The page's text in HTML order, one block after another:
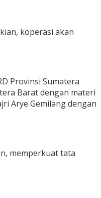
koperasi akan
Provinsi Sumatera
Barat dengan materi
Arye Gemilang dengan
memperkuat tata